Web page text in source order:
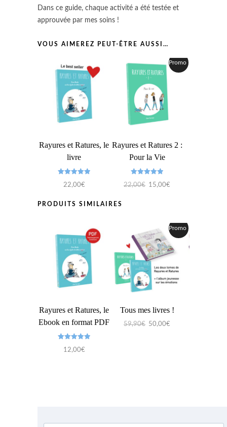
Dans ce guide, chaque activité a été testée et
approuvée par mes soins !
VOUS AIMEREZ PEUT-ÊTRE AUSSI…
Rayures et Ratures, le
livre
5.00
22,00€
Promo !
Rayures et Ratures 2 :
Pour la Vie
5.00
22,00€ Le
22,00€.
15,00€
15,00€.
PRODUITS SIMILAIRES
Rayures et Ratures, le
Ebook en format PDF
Note
5.0012,00€
Promo !
Tous mes livres !
59,90€ Le
50,00€